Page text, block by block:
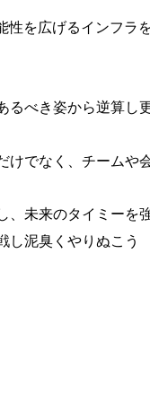
性を広げるインフラ
るべき姿から逆算し
けでなく、チームや
、未来のタイミーを
し泥臭くやりぬこう